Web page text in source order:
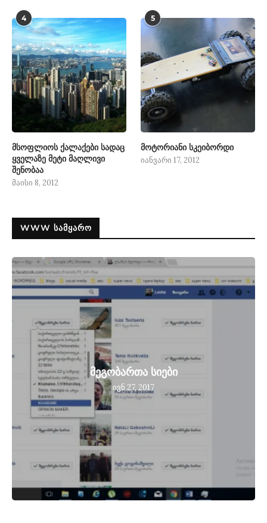
4
მსოფლიოს ქალაქები სადაც
ყველაზე მეტი მაღლივი
შენობაა
მაისი 8, 2012
5
მოტორიანი სკეიბორდი
იანვარი 17, 2012
WWW ᲡᲐᲛᲧᲐᲠᲝ
მეგობართა სიები
ივნ 27, 2017